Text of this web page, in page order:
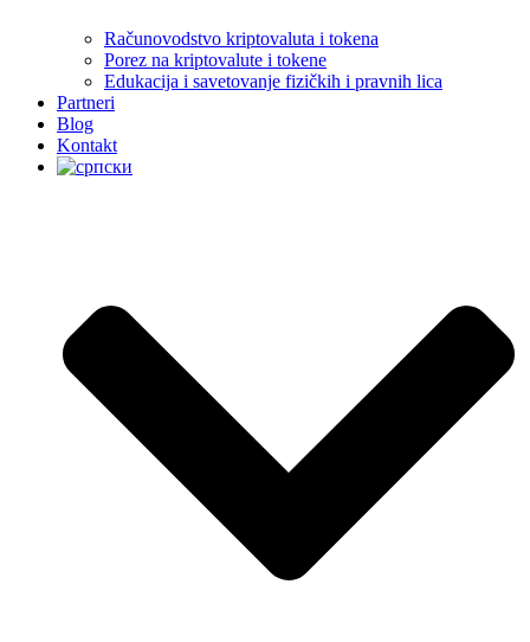
Računovodstvo kriptovaluta i tokena
Porez na kriptovalute i tokene
Edukacija i savetovanje fizičkih i pravnih lica
Partneri
Blog
Kontakt